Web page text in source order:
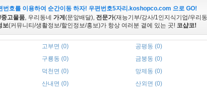
번호를 이용하여 순간이동 하자! 우편번호5자리.koshopco.com 으로 GO!
고물품, 우리동네 가게 (문앞배달), 전문가(재능기부/강사/1인지식기업/우리동
보(커뮤니티/생활정보/할인정보/홍보)가 항상 여러분 곁에 있는 곳! 코샵코!
고부면 (0) 공평동 (0)
구룡동 (0) 금붕동 (0)
덕천면 (0) 망제동 (0)
산내면 (0) 산외면 (0)